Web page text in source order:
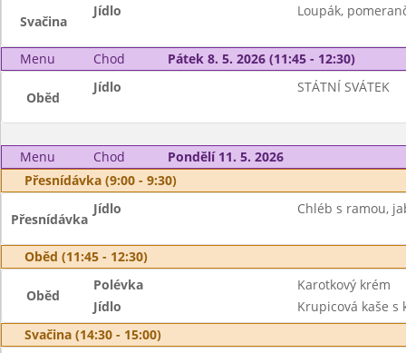
Svačina
Jídlo Loupák,
Menu Chod Pátek 8. 5. 2026 (11:45 - 12:30)
Oběd
Jídlo STÁTNÍ SVÁTEK
Menu Chod
Pondělí 11. 5. 2026
Přesnídávka (9:00 - 9:30)
Přesnídávka
Jídlo Chléb s ramou,
Oběd (11:45 - 12:30)
Oběd
Polévka
Karotkový krém
Jídlo
Krupicová kaše s
Svačina (14:30 - 15:00)